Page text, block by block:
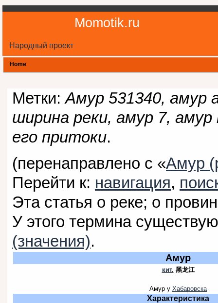
Momotik.ru
Народный проект
Home
Метки:Амур 531340, амур
ширина реки, амур 7,
его притоки.
(перенаправлено с «Амур
Перейти к: навигация,
Эта статья о реке; о
У этого термина
(значения).
Амур
кит. 黑龙江
Амур у Хабаровска
Характеристика